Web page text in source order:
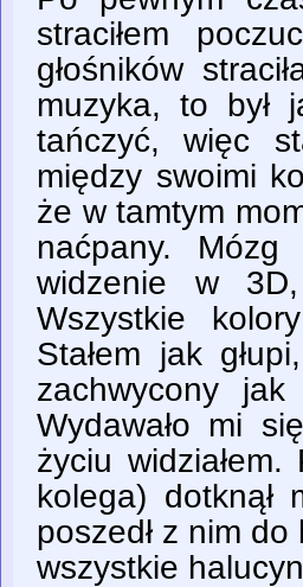
straciłem
głośników
muzyka, to był
tańczyć, więc
między swoimi
że w tamtym
naćpany. Mózg
widzenie w
Wszystkie
Stałem jak
zachwycony
Wydawało mi
życiu
kolega) dotknął
poszedł z nim
wszystkie